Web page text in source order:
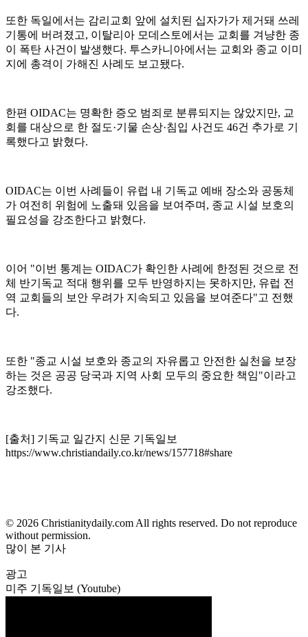
또한 독일에서는 감리교회 앞에 설치된 십자가가 제거돼 쓰레
기통에 버려졌고, 이탈리아 모데스토에서는 교회를 겨냥한 종
이 폭탄 사건이 발생했다. 투스카니아에서는 교회와 종교 이미
지에 총격이 가해진 사례도 보고됐다.
한편 OIDAC는 명확한 증오 범죄로 분류되지는 않았지만, 교
회를 대상으로 한 절도·기물 손상·침입 사건도 46건 추가로 기
록했다고 밝혔다.
OIDAC는 이번 사례들이 유럽 내 기독교 예배 장소와 공동체
가 여전히 위험에 노출돼 있음을 보여주며, 종교 시설 보호의
필요성을 강조한다고 밝혔다.
이어 "이번 통계는 OIDAC가 확인한 사례에 한정된 것으로 전
체 반기독교 적대 행위를 모두 반영하지는 못하지만, 유럽 전
역 교회들의 보안 우려가 지속되고 있음을 보여준다"고 전했
다.
또한 "종교 시설 보호와 종교의 자유롭고 안전한 실천을 보장
하는 것은 공공 당국과 지역 사회 모두의 중요한 책임"이라고
강조했다.
[출처] 기독교 일간지 신문 기독일보
https://www.christiandaily.co.kr/news/157718#share
© 2026 Christianitydaily.com All rights reserved. Do not reproduce
without permission.
많이 본 기사
광고
미주 기독일보 (Youtube)